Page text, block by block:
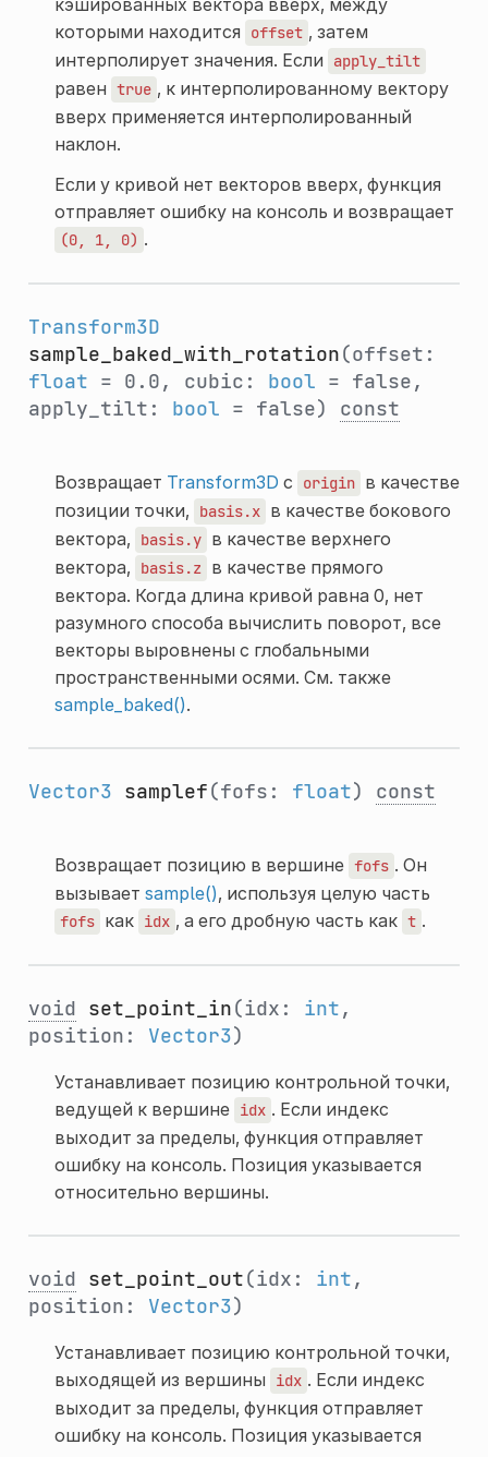
которыми находится
offset , затем
интерполирует значения. Если
apply_tilt
равен true , к интерполированному вектору
вверх применяется интерполированный
наклон.
Если у кривой нет векторов вверх, функция
отправляет ошибку на консоль и возвращает
(0, 1, 0) .
Transform3D
sample_baked_with_rotation(offset:
float = 0.0, cubic: bool = false,
apply_tilt: bool = false) const
Возвращает Transform3D с origin в качестве
позиции точки,
basis.x в качестве бокового
вектора,
basis.y в качестве верхнего
вектора,
basis.z в качестве прямого
вектора. Когда длина кривой равна 0, нет
разумного способа вычислить поворот, все
векторы выровнены с глобальными
пространственными осями. См. также
sample_baked().
Vector3 samplef(fofs: float) const
Возвращает позицию в вершине fofs . Он
вызывает sample(), используя целую часть
fofs как idx , а его дробную часть как t .
void set_point_in(idx: int,
position: Vector3)
Устанавливает позицию контрольной точки,
ведущей к вершине idx . Если индекс
выходит за пределы, функция отправляет
ошибку на консоль. Позиция указывается
относительно вершины.
void set_point_out(idx: int,
position: Vector3)
Устанавливает позицию контрольной точки,
выходящей из вершины
idx . Если индекс
выходит за пределы, функция отправляет
ошибку на консоль. Позиция указывается